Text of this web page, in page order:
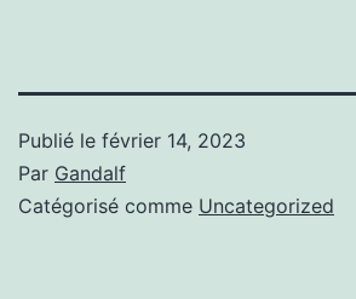
Publié le février 14, 2023
Par Gandalf
Catégorisé comme Uncategorized